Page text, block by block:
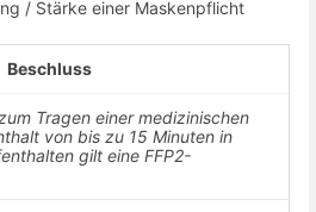
/ Stärke einer Maskenpflicht
Beschluss
Tragen einer medizinischen
von bis zu 15 Minuten in
gilt eine FFP2-